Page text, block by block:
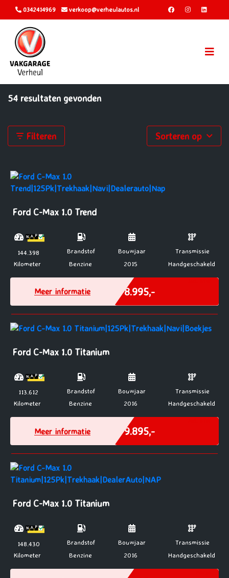
0342414969 verkoop@verheulautos.nl
54 resultaten gevonden
Filteren Sorteren op
Ford C-Max 1.0 Trend
144.398
Kilometer
Brandstof
Benzine
Bouwjaar
2015
Transmissie
Handgeschakeld
Meer informatie € 8.995,-
Ford C-Max 1.0 Titanium
113.612
Kilometer
Brandstof
Benzine
Bouwjaar
2016
Transmissie
Handgeschakeld
Meer informatie € 9.895,-
Ford C-Max 1.0 Titanium
148.430
Kilometer
Brandstof
Benzine
Bouwjaar
2016
Transmissie
Handgeschakeld